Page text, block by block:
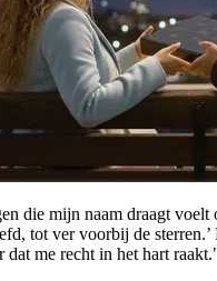
die mijn naam draagt voelt
tot ver voorbij de sterren.’
dat me recht in het hart